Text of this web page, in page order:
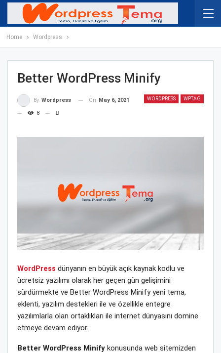
Home Wordpress
Better WordPress Minify
WORDPRESS WPTAG
By Wordpress On May 6, 2021
8
WordPress dünyanın en büyük açık kaynak kodlu ve
ücretsiz yazılımı olarak her geçen gün gelişimini
sürdürmekte ve Better WordPress Minify yeni tema,
eklenti, yazılım destekleri ile ve özellikle entegre
yazılımlarla olan ortaklıkları ile internet dünyasını domine
etmeye devam ediyor.
Better WordPress Minify konusunda web sitemizden